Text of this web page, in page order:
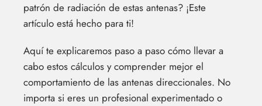
patrón de radiación de estas antenas? ¡Este
artículo está hecho para ti!
Aquí te explicaremos paso a paso cómo llevar a
cabo estos cálculos y comprender mejor el
comportamiento de las antenas direccionales. No
importa si eres un profesional experimentado o